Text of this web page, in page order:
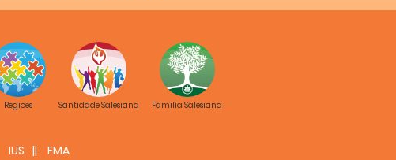
Regioes Santidade Salesiana Familia Salesiana
IUS FMA